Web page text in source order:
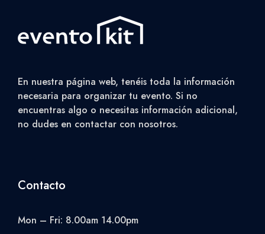
En nuestra página web, tenéis toda la información
necesaria para organizar tu evento. Si no
encuentras algo o necesitas información adicional,
no dudes en contactar con nosotros.
Contacto
Mon – Fri: 8.00am 14.00pm